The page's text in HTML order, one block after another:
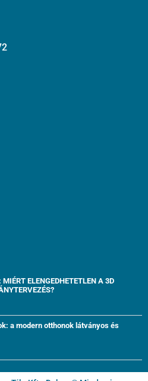
ELENGEDHETETLEN A 3D
a modern otthonok látványos és